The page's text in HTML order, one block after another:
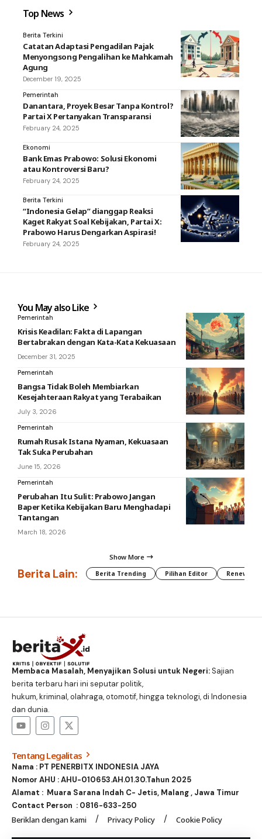
Top News
Berita Terkini
Catatan Adaptasi Pengadilan Pajak
Menyongsong Pengalihan ke Mahkamah
Agung
December 19, 2025
Pemerintah
Danantara, Proyek Besar Tanpa Kontrol?
Partai X Pertanyakan Transparansi
February 24, 2025
Ekonomi
Bank Emas Prabowo: Solusi Ekonomi
atau Kontroversi Baru?
February 24, 2025
Berita Terkini
“Indonesia Gelap” dianggap Reaksi
Kaget Rakyat Soal Kebijakan, Partai X:
Prabowo Harus Dengarkan Aspirasi!
February 24, 2025
You May also Like
Pemerintah
Krisis Keadilan: Fakta di Lapangan
Bertabrakan dengan Kata-Kata Kekuasaan
December 31, 2025
Pemerintah
Bangsa Tidak Boleh Membiarkan
Kesejahteraan Rakyat yang Terabaikan
July 3, 2026
Pemerintah
Rumah Rusak Istana Nyaman, Kekuasaan
Tak Suka Perubahan
June 15, 2026
Pemerintah
Perubahan Itu Sulit: Prabowo Jangan
Baper Ketika Kebijakan Baru Menghadapi
Tantangan
March 18, 2026
Show More
Berita Lain: Berita Trending Pilihan Editor
Membaca Masalah, Menyajikan Solusi untuk Negeri:Sajian
berita terbaru hari ini seputar politik,
hukum, kriminal, olahraga, otomotif, hingga teknologi, di Indonesia
dan dunia.
Tentang Legalitas
Nama : PT PENERBITX INDONESIA JAYA
Nomor AHU : AHU-010653.AH.01.30.Tahun 2025
Alamat : Muara Sarana Indah C- Jetis, Malang , Jawa Timur
Contact Person : 0816-633-250
Beriklan dengan kami Privacy Policy Cookie Policy